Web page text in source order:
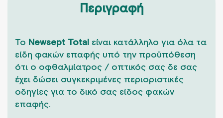
Περιγραφή
Το Newsept Total είναι κατάλληλο για όλα τα
είδη φακών επαφής υπό την προϋπόθεση
ότι ο οφθαλμίατρος / οπτικός σας δε σας
έχει δώσει συγκεκριμένες περιοριστικές
οδηγίες για το δικό σας είδος φακών
επαφής.